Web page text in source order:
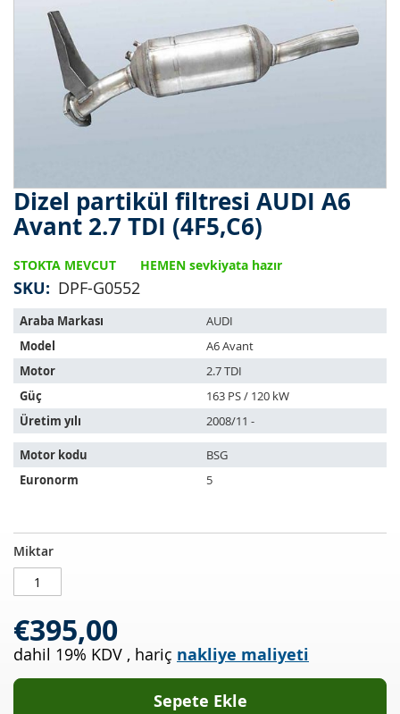
Dizel partikül filtresi AUDI A6
Avant 2.7 TDI (4F5,C6)
STOKTA MEVCUT
SKU DPF-G0552
HEMEN sevkiyata hazır
Bu
ürün
aşağıdaki
araçlara
uyar:
Araba Markası
AUDI
Model
A6 Avant
Motor
2.7 TDI
Güç
163 PS / 120 kW
Üretim yılı
2008/11 -
Motor kodu
BSG
Euronorm
5
Dizel
partikül
filtresi
A6
Avant
2.7
TDI
STOKTA
MEVCUT
Miktar
€395,00
dahil 19% KDV , hariç nakliye maliyeti
Sepete Ekle
Resim
galerisinin
başlangıcına